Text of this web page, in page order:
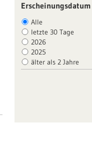
Erscheinungsdatum
Alle
letzte 30 Tage
2026
2025
älter als 2 Jahre